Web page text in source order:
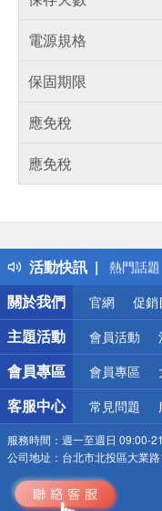
電源規格
保固期限
應免稅
應免稅
活動快訊
得獎公告
熱門話題
銀行優惠
偏遠地
詐騙網
關於我們
官網 促銷
主題活動 會員活動
會員專區 會員專區
客服中心 常見問題
服務時間： 週一至週日 09:00-
公司地址： 台北市北投區大業